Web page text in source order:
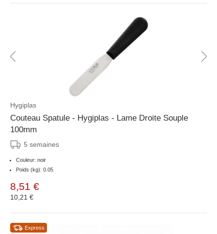
Hygiplas
Couteau Spatule - Hygiplas - Lame Droite Souple
100mm
5 semaines
Couleur: noir
Poids (kg): 0.05
8,51 €
10,21 €
Express